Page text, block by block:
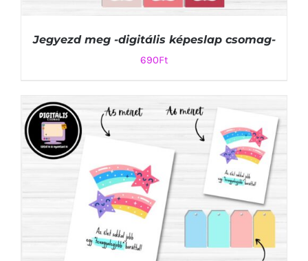
RÉSZLETEK
Jegyezd meg -digitális képeslap csomag-
690Ft